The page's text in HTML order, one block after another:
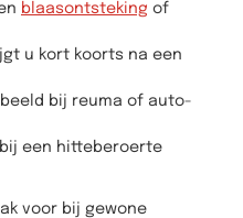
blaasontsteking of
u kort koorts na een
bij reuma of auto-
een hitteberoerte
voor bij gewone